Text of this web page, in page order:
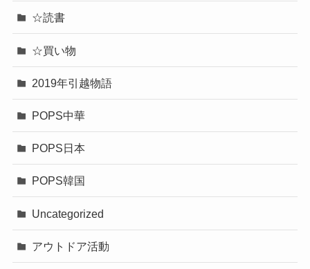
☆読書
☆買い物
2019年引越物語
POPS中華
POPS日本
POPS韓国
Uncategorized
アウトドア活動